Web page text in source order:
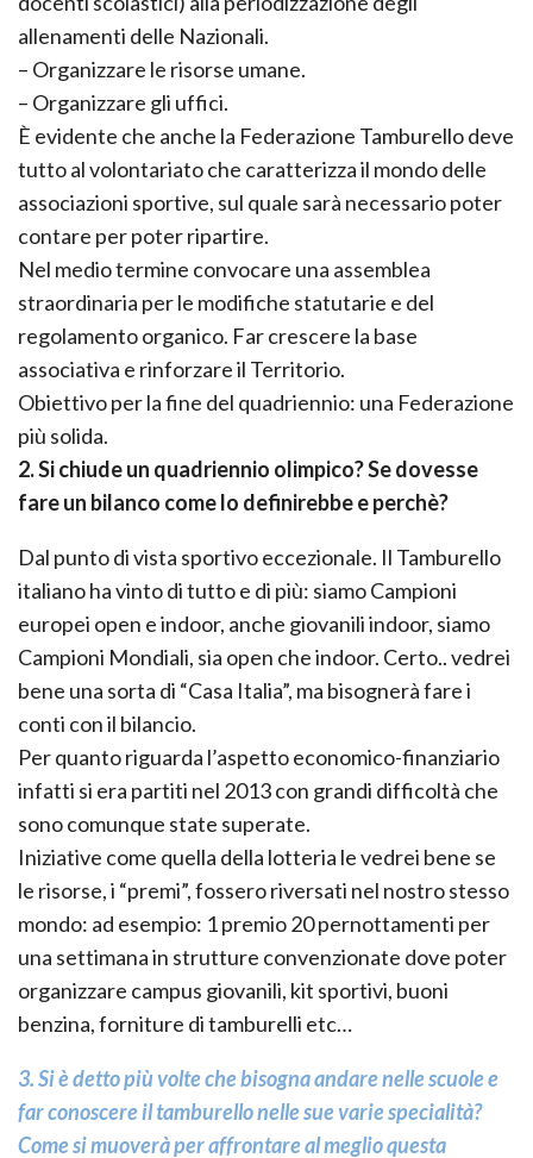
allenamenti delle Nazionali.
– Organizzare le risorse umane.
– Organizzare gli uffici.
È evidente che anche la Federazione Tamburello deve
tutto al volontariato che caratterizza il mondo delle
associazioni sportive, sul quale sarà necessario poter
contare per poter ripartire.
Nel medio termine convocare una assemblea
straordinaria per le modifiche statutarie e del
regolamento organico. Far crescere la base
associativa e rinforzare il Territorio.
Obiettivo per la fine del quadriennio: una Federazione
più solida.
2. Si chiude un quadriennio olimpico? Se dovesse
fare un bilanco come lo definirebbe e perchè?
Dal punto di vista sportivo eccezionale. Il Tamburello
italiano ha vinto di tutto e di più: siamo Campioni
europei open e indoor, anche giovanili indoor, siamo
Campioni Mondiali, sia open che indoor. Certo.. vedrei
bene una sorta di “Casa Italia”, ma bisognerà fare i
conti con il bilancio.
Per quanto riguarda l’aspetto economico-finanziario
infatti si era partiti nel 2013 con grandi difficoltà che
sono comunque state superate.
Iniziative come quella della lotteria le vedrei bene se
le risorse, i “premi”, fossero riversati nel nostro stesso
mondo: ad esempio: 1 premio 20 pernottamenti per
una settimana in strutture convenzionate dove poter
organizzare campus giovanili, kit sportivi, buoni
benzina, forniture di tamburelli etc…
3. Si è detto più volte che bisogna andare nelle scuole e
far conoscere il tamburello nelle sue varie specialità?
Come si muoverà per affrontare al meglio questa